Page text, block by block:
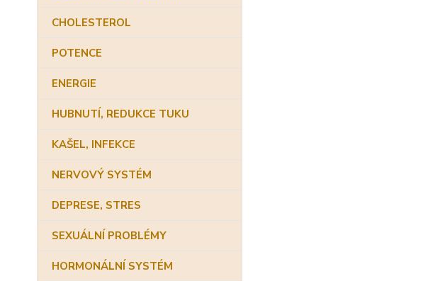
CHOLESTEROL
POTENCE
ENERGIE
HUBNUTÍ, REDUKCE TUKU
KAŠEL, INFEKCE
NERVOVÝ SYSTÉM
DEPRESE, STRES
SEXUÁLNÍ PROBLÉMY
HORMONÁLNÍ SYSTÉM